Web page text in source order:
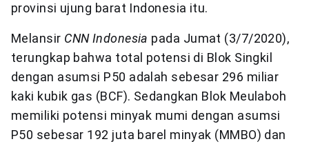
provinsi ujung barat Indonesia itu.
Melansir CNN Indonesia pada Jumat (3/7/2020),
terungkap bahwa total potensi di Blok Singkil
dengan asumsi P50 adalah sebesar 296 miliar
kaki kubik gas (BCF). Sedangkan Blok Meulaboh
memiliki potensi minyak mumi dengan asumsi
P50 sebesar 192 juta barel minyak (MMBO) dan